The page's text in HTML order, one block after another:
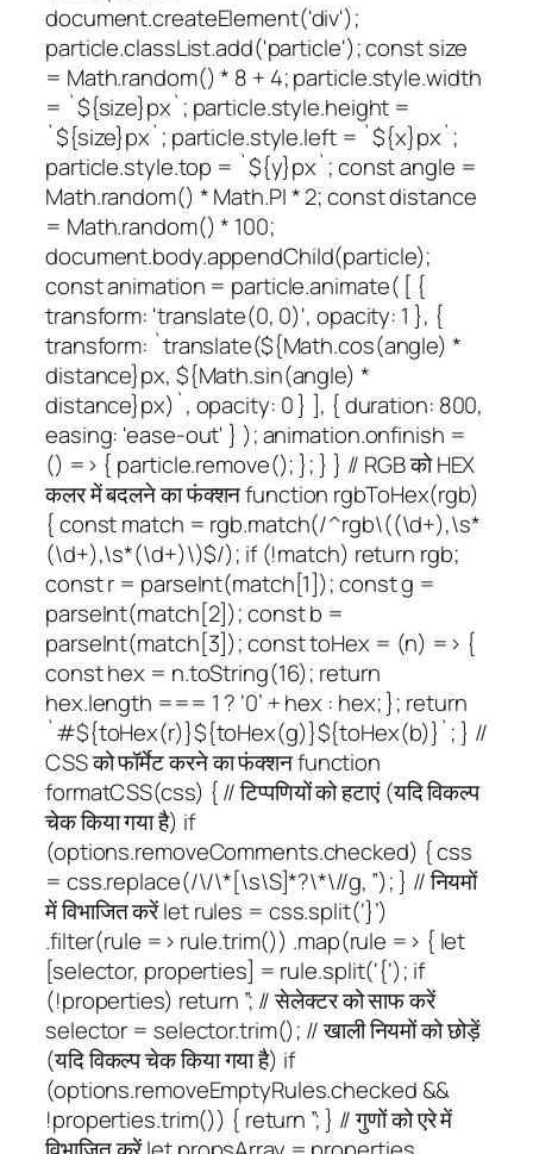
document.createElement('div');
particle.classList.add('particle'); const size
= Math.random() * 8 + 4; particle.style.width
= `${size}px`; particle.style.height =
`${size}px`; particle.style.left = `${x}px`;
particle.style.top = `${y}px`; const angle =
Math.random() * Math.PI * 2; const distance
= Math.random() * 100;
document.body.appendChild(particle);
const animation = particle.animate( [ {
transform: 'translate(0, 0)', opacity: 1 }, {
transform: `translate(${Math.cos(angle) *
distance}px, ${Math.sin(angle) *
distance}px)`, opacity: 0 } ], { duration: 800,
easing: 'ease-out' } ); animation.onfinish =
() => { particle.remove(); }; } } // RGB को HEX
कलर में बदलने का फंक्शन function rgbToHex(rgb)
{ const match = rgb.match(/^rgb\((\d+),\s*
(\d+),\s*(\d+)\)$/); if (!match) return rgb;
const r = parseInt(match[1]); const g =
parseInt(match[2]); const b =
parseInt(match[3]); const toHex = (n) => {
const hex = n.toString(16); return
hex.length === 1 ? ‘0’ + hex : hex; }; return
`#${toHex(r)}${toHex(g)}${toHex(b)}`; } //
CSS को फॉर्मेट करने का फंक्शन function
formatCSS(css) { // टिप्पणियों को हटाएं (यदि विकल्प
चेक किया गया है) if
(options.removeComments.checked) { css
= css.replace(/\/\*[\s\S]*?\*\//g, ”); } // नियमों
में विभाजित करें let rules = css.split(‘}’)
.filter(rule => rule.trim()) .map(rule => { let
[selector, properties] = rule.split(‘{‘); if
(!properties) return ”; // सेलेक्टर को साफ करें
selector = selector.trim(); // खाली नियमों को छोड़ें
(यदि विकल्प चेक किया गया है) if
(options.removeEmptyRules.checked &&
!properties.trim()) { return ”; } // गुणों को एरे में